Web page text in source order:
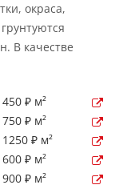
окраса,
В качестве
450 ₽ м²
750 ₽ м²
1250 ₽ м²
600 ₽ м²
900 ₽ м²